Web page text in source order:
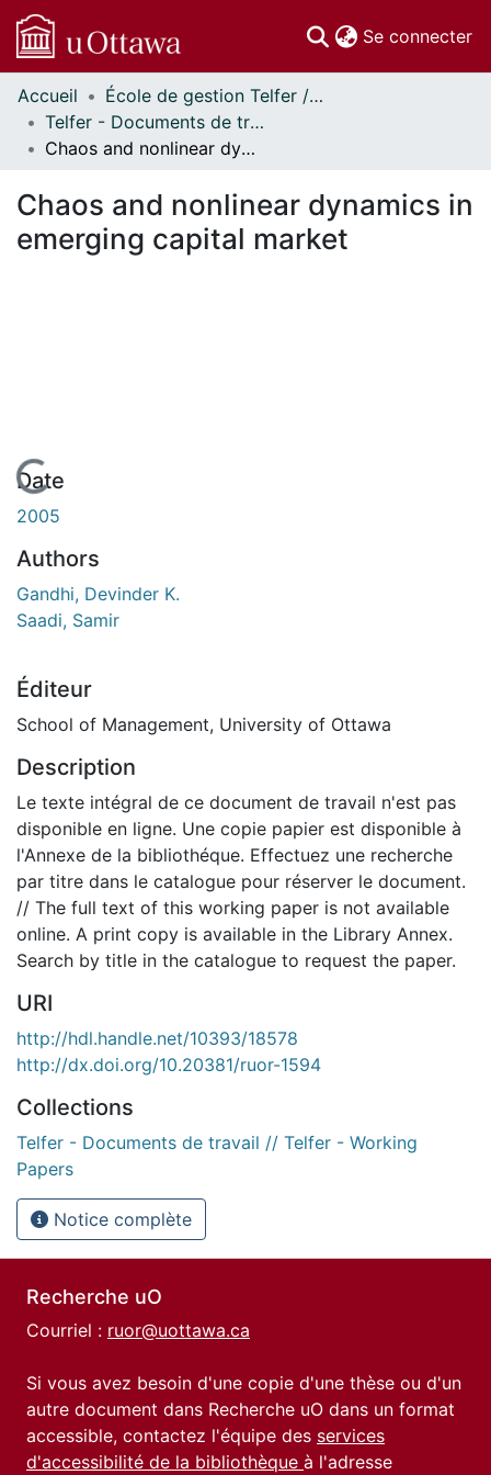
Se connecter
Communautés
et collections
Parcourir
À propos
Accueil
École de gestion Telfer // Telfer School of Management
Telfer - Documents de travail // Telfer - Working Papers
Chaos and nonlinear dynamics in emerging capital market
Chaos and nonlinear dynamics in
emerging capital market
En cours de chargement...
Date
2005
Authors
Gandhi, Devinder K.
Saadi, Samir
Éditeur
School of Management, University of Ottawa
Description
Le texte intégral de ce document de travail n'est pas
disponible en ligne. Une copie papier est disponible à
l'Annexe de la bibliothéque. Effectuez une recherche
par titre dans le catalogue pour réserver le document.
// The full text of this working paper is not available
online. A print copy is available in the Library Annex.
Search by title in the catalogue to request the paper.
URI
http://hdl.handle.net/10393/18578
http://dx.doi.org/10.20381/ruor-1594
Collections
Telfer - Documents de travail // Telfer - Working
Papers
Notice complète
Recherche uO
Courriel : ruor@uottawa.ca
Si vous avez besoin d'une copie d'une thèse ou d'un
autre document dans Recherche uO dans un format
accessible, contactez l'équipe des services
d'accessibilité de la bibliothèque à l'adresse